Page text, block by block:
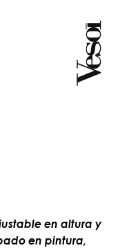
en altura y
en pintura,